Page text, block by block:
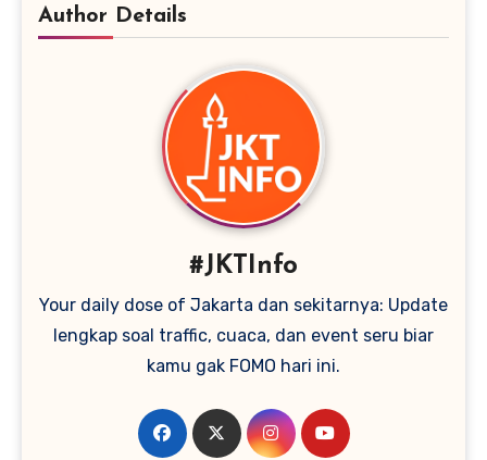
Author Details
#JKTInfo
Your daily dose of Jakarta dan sekitarnya: Update
lengkap soal traffic, cuaca, dan event seru biar
kamu gak FOMO hari ini.